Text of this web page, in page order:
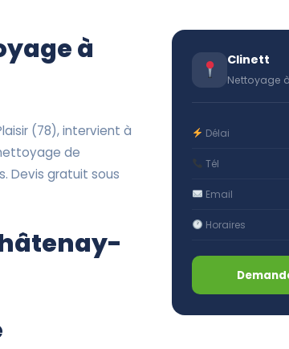
à
(78), intervient à
de
Devis gratuit sous
Clinett
Nettoyage
Délai
Tél
Email
Horaires